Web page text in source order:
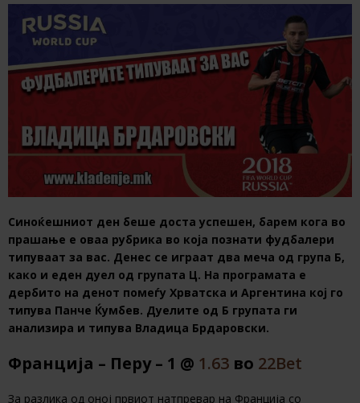
Синоќешниот ден беше доста успешен, барем кога во
прашање е оваа рубрика во која познати фудбалери
типуваат за вас. Денес се играат два меча од група Б,
како и еден дуел од групата Ц. На програмата е
дербито на денот помеѓу Хрватска и Аргентина кој го
типува Панче Ќумбев. Дуелите од Б групата ги
анализира и типува Владица Брдаровски.
Франција – Перу – 1 @ 1.63 во 22Bet
За разлика од оној првиот натпревар на Франција со